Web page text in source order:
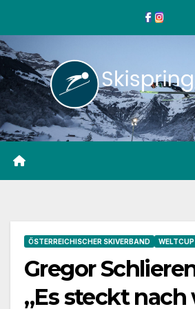
springen
ÖSTERREICHISCHER SKIVERBAND WELTCUP
Gregor
„Es steckt nach